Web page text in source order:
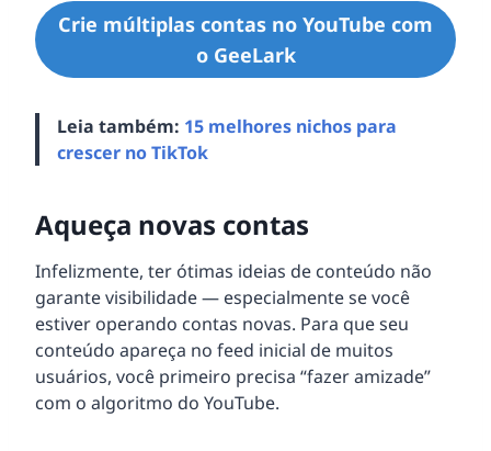
Crie múltiplas contas no YouTube com
o GeeLark
Leia também: 15 melhores nichos para
crescer no TikTok
Aqueça novas contas
Infelizmente, ter ótimas ideias de conteúdo não
garante visibilidade — especialmente se você
estiver operando contas novas. Para que seu
conteúdo apareça no feed inicial de muitos
usuários, você primeiro precisa “fazer amizade”
com o algoritmo do YouTube.